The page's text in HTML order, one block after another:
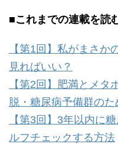
■これまでの連載を読
【第1回】私がまさか
見ればいい？
【第2回】肥満とメ
脱・糖尿病予備群のた
【第3回】3年以内に
ルフチェックする方法